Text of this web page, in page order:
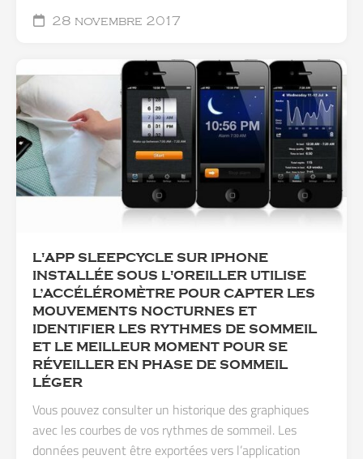
28 novembre 2017
L'APP SLEEPCYCLE SUR IPHONE
INSTALLÉE SOUS L'OREILLER UTILISE
L’ACCÉLÉROMÈTRE POUR CAPTER LES
MOUVEMENTS NOCTURNES ET
IDENTIFIER LES RYTHMES DE SOMMEIL
ET LE MEILLEUR MOMENT POUR SE
RÉVEILLER EN PHASE DE SOMMEIL
LÉGER
Vous pouvez consulter un historique des graphiques
avec les courbes de vos rythmes de sommeil. Les
données peuvent être exportées vers l’application